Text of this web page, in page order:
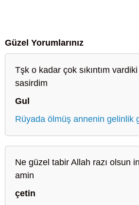
Güzel Yorumlarınız
Tşk o kadar çok sıkıntım
sasirdim
Gul
Rüyada ölmüş annenin gelinlik
Ne güzel tabir Allah razı olsun
amin
çetin